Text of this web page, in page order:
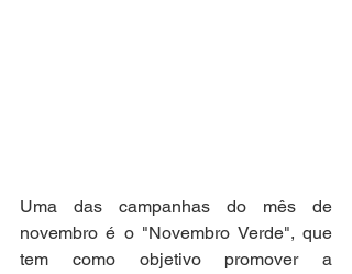
Uma das campanhas do mês de
novembro é o "Novembro Verde", que
tem como objetivo promover a